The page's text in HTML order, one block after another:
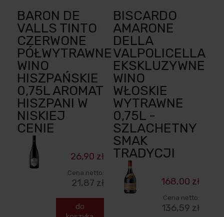
BARON DE
VALLS TINTO
CZERWONE
PÓŁWYTRAWNE
WINO
HISZPAŃSKIE
0,75L AROMAT
HISZPANI W
NISKIEJ
CENIE
26,90 zł
Cena netto:
21,87 zł
do
BISCARDO
AMARONE
DELLA
VALPOLICELLA
EKSKLUZYWNE
WINO
WŁOSKIE
WYTRAWNE
0,75L -
SZLACHETNY
SMAK
TRADYCJI
168,00 zł
Cena netto:
136,59 zł